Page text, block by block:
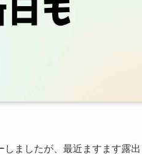
ましたが、最近ますます露出